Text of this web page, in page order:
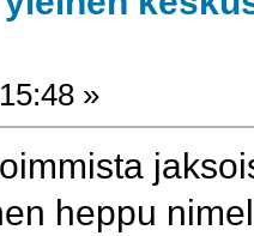
»
heppu